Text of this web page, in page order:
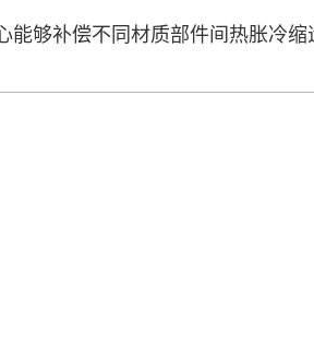
能够补偿不同材质部件间热胀冷缩